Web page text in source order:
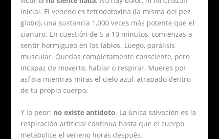
inicial. El veneno es tetrodotoxina (la misma del pez
globo), una sustancia 1,000 veces más potente que el
cianuro. En cuestión de 5 a 10 minutos, comienzas a
sentir hormigueo en los labios. Luego, parálisis
muscular. Quedas completamente consciente, pero
incapaz de moverte, hablar o respirar. Mueres por
asfixia mientras miras el cielo azul, atrapado dentro
de tu propio cuerpo.
Y lo peor: no existe antídoto. La única salvación es la
respiración artificial continua hasta que el cuerpo
metabolice el veneno horas después.